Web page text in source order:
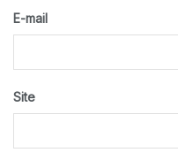
E-mail
Site